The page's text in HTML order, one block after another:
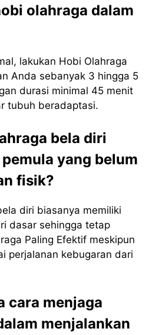
olahraga dalam
lakukan Hobi Olahraga
Anda sebanyak 3 hingga 5
durasi minimal 45 menit
tubuh beradaptasi.
bela diri
yang belum
fisik?
diri biasanya memiliki
dasar sehingga tetap
Paling Efektif meskipun
perjalanan kebugaran dari
cara menjaga
menjalankan